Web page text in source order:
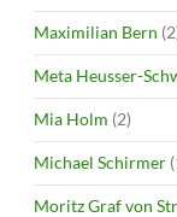
Maximilian Bern
Meta Heusser-
Mia Holm (2)
Michael Schirmer
Moritz Graf von